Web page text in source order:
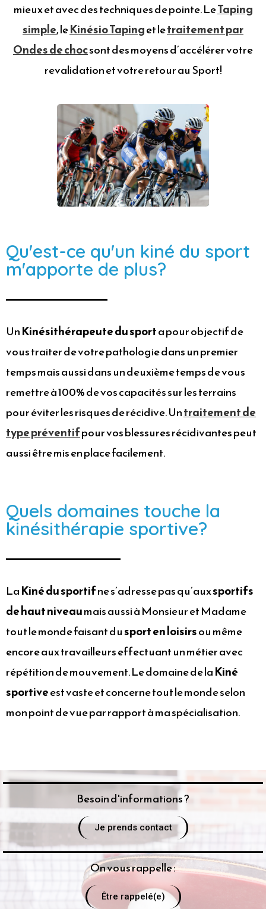
mieux et avec des techniques de pointe. LeTaping
simple, leKinésio Tapinget letraitement par
Ondes de chocsont des moyens d’accélérer votre
revalidation et votre retour au Sport!
Qu'est-ce qu'un kiné du sport
m'apporte de plus?
UnKinésithérapeute du sporta pour objectif de
vous traiter de votre pathologie dans un premier
temps mais aussi dans un deuxième temps de vous
remettre à 100% de vos capacités sur les terrains
pour éviter les risques de récidive. Untraitement de
type préventifpour vos blessures récidivantes peut
aussi être mis en place facilement.
Quels domaines touche la
kinésithérapie sportive?
LaKiné du sportifne s’adresse pas qu’auxsportifs
de haut niveaumais aussi à Monsieur et Madame
tout le monde faisant dusport en loisirsou même
encore aux travailleurs effectuant un métier avec
répétition de mouvement. Le domaine de laKiné
sportiveest vaste et concerne tout le monde selon
mon point de vue par rapport à ma spécialisation.
Besoin d'informations ?
Je prends contact
On vous rappelle :
Être rappelé(e)